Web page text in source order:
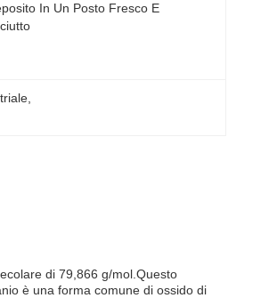
In Un Posto Fresco E
di 79,866 g/mol.Questo
è una forma comune di ossido di